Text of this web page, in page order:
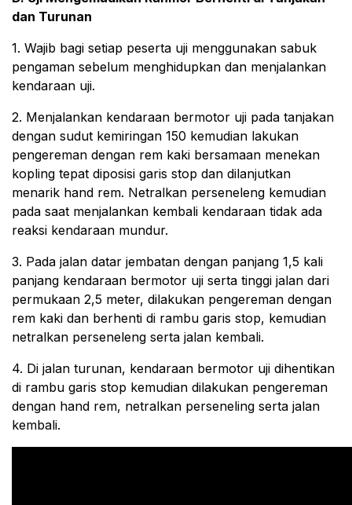
dan Turunan
1. Wajib bagi setiap peserta uji menggunakan sabuk
pengaman sebelum menghidupkan dan menjalankan
kendaraan uji.
2. Menjalankan kendaraan bermotor uji pada tanjakan
dengan sudut kemiringan 150 kemudian lakukan
pengereman dengan rem kaki bersamaan menekan
kopling tepat diposisi garis stop dan dilanjutkan
menarik hand rem. Netralkan perseneleng kemudian
pada saat menjalankan kembali kendaraan tidak ada
reaksi kendaraan mundur.
3. Pada jalan datar jembatan dengan panjang 1,5 kali
panjang kendaraan bermotor uji serta tinggi jalan dari
permukaan 2,5 meter, dilakukan pengereman dengan
rem kaki dan berhenti di rambu garis stop, kemudian
netralkan perseneleng serta jalan kembali.
4. Di jalan turunan, kendaraan bermotor uji dihentikan
di rambu garis stop kemudian dilakukan pengereman
dengan hand rem, netralkan perseneling serta jalan
kembali.